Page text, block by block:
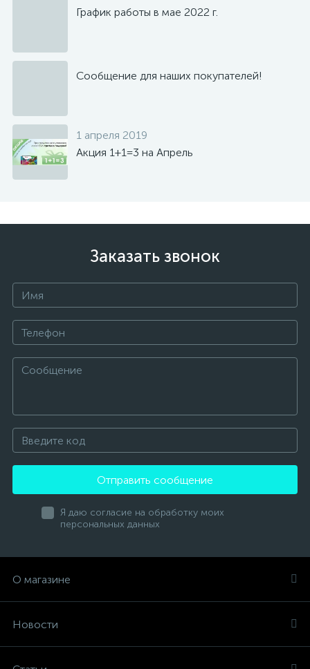
График работы в мае 2022 г.
Сообщение для наших покупателей!
1 апреля 2019
Акция 1+1=3 на Апрель
Заказать звонок
Отправить сообщение
Я даю согласие на обработку моих
персональных данных
О магазине
Новости